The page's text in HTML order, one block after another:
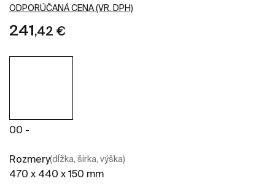
ODPORÚČANÁ CENA (VR. DPH)
241,42 €
00 -
Rozmery(dĺžka, šírka, výška)
470 x 440 x 150 mm